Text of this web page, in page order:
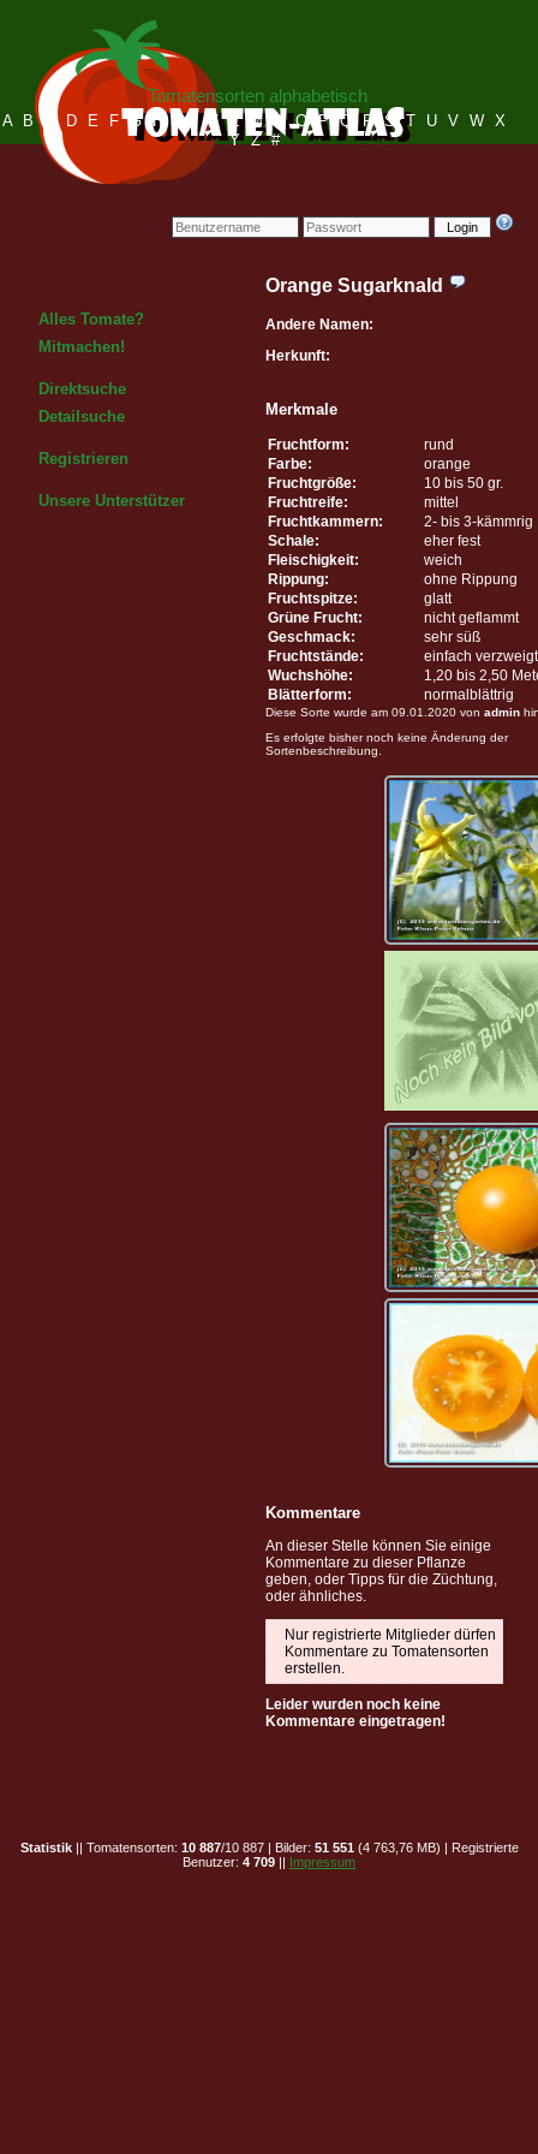
Login
Tomatensorten alphabetisch
A B C D E F G H I J K L M N O P Q R S T U V W X
Y Z #
Alles Tomate?
Mitmachen!
Direktsuche
Detailsuche
Registrieren
Unsere Unterstützer
Orange Sugarknald
Andere Namen:
Herkunft:
Merkmale
Fruchtform:
rund
Farbe:
orange
Fruchtgröße:
10 bis 50 gr.
Fruchtreife:
mittel
Fruchtkammern:
2- bis 3-kämmrig
Schale:
eher fest
Fleischigkeit:
weich
Rippung:
ohne Rippung
Fruchtspitze:
glatt
Grüne Frucht:
nicht geflammt
Geschmack:
sehr süß
Fruchtstände:
einfach verzweigt
Wuchshöhe:
1,20 bis 2,50
Blätterform:
normalblättrig
Diese Sorte wurde am 09.01.2020 von admin
Es erfolgte bisher noch keine Änderung der
Sortenbeschreibung.
Kommentare
An dieser Stelle können Sie einige
Kommentare zu dieser Pflanze
geben, oder Tipps für die Züchtung,
oder ähnliches.
Nur registrierte Mitglieder dürfen
Kommentare zu Tomatensorten
erstellen.
Leider wurden noch keine
Kommentare eingetragen!
Statistik|| Tomatensorten: 10 887/10 887 | Bilder: 51 551 (4 763,76 MB) | Registrierte
Benutzer: 4 709 || Impressum